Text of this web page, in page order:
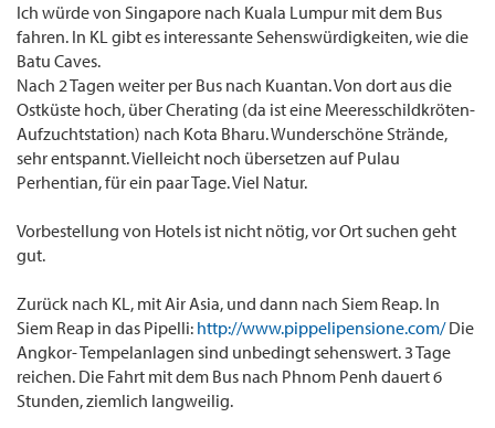
Ich würde von Singapore nach Kuala Lumpur mit dem Bus
fahren. In KL gibt es interessante Sehenswürdigkeiten, wie die
Batu Caves.
Nach 2 Tagen weiter per Bus nach Kuantan. Von dort aus die
Ostküste hoch, über Cherating (da ist eine Meeresschildkröten-
Aufzuchtstation) nach Kota Bharu. Wunderschöne Strände,
sehr entspannt. Vielleicht noch übersetzen auf Pulau
Perhentian, für ein paar Tage. Viel Natur.
Vorbestellung von Hotels ist nicht nötig, vor Ort suchen geht
gut.
Zurück nach KL, mit Air Asia, und dann nach Siem Reap. In
Siem Reap in das Pipelli: http://www.pippelipensione.com/Die
Angkor- Tempelanlagen sind unbedingt sehenswert. 3 Tage
reichen. Die Fahrt mit dem Bus nach Phnom Penh dauert 6
Stunden, ziemlich langweilig.